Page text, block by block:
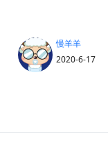
慢羊羊
2020-6-17